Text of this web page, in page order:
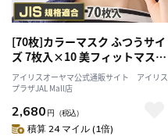
[70枚]カラーマスク ふつうサイ
ズ 7枚入×10 美フィットマスク
シャボン
アイリスオーヤマ公式通販サイト アイリス
プラザJAL Mall店
2,680 円 （税込）
積算 24 マイル (1倍)